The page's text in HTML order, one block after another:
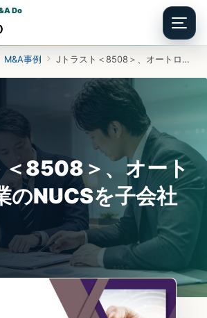
Menu
Do
M&A事例 Jトラスト＜8508＞、オートローン事業のNUCSを子会社化
8508＞、オート
のNUCSを子会社